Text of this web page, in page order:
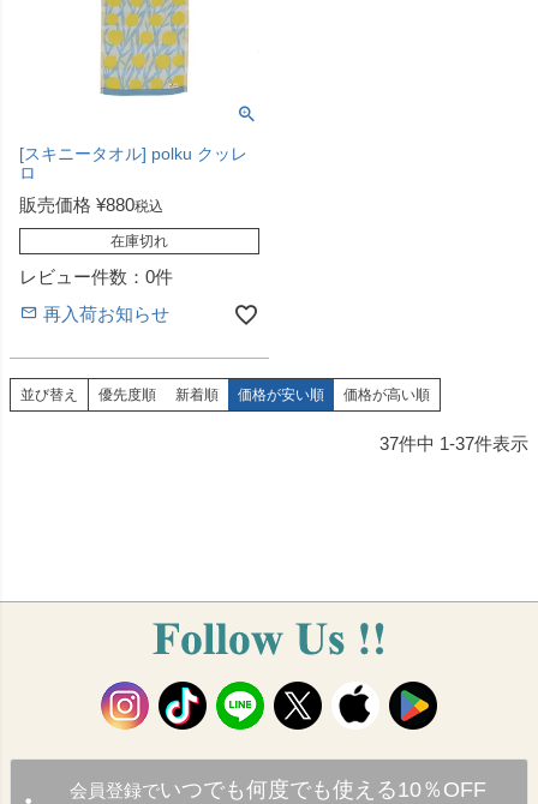
[スキニータオル] polku クッレ
ロ
販売価格 ¥880税込
在庫切れ
レビュー件数：0件
再入荷お知らせ
並び替え 優先度順 新着順 価格が安い順 価格が高い順
37件中 1-37件表示
会員登録でいつでも何度でも使える10％OFF